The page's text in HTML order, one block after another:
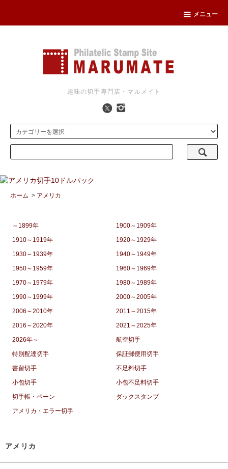
メニュー
趣味の切手専門店・マルメイト
ホーム > アメリカ
～1899年
1900～1909年
1910～1919年
1920～1929年
1930～1939年
1940～1949年
1950～1959年
1960～1969年
1970～1979年
1980～1989年
1990～1999年
2000～2005年
2006～2010年
2011～2015年
2016～2020年
2021～2025年
2026年～
航空切手
特別配達切手
保証郵便用切手
書留切手
不足料切手
小包切手
小包不足料切手
切手帳・ペーン
ダックスタンプ
アメリカ・エラー切手
アメリカ